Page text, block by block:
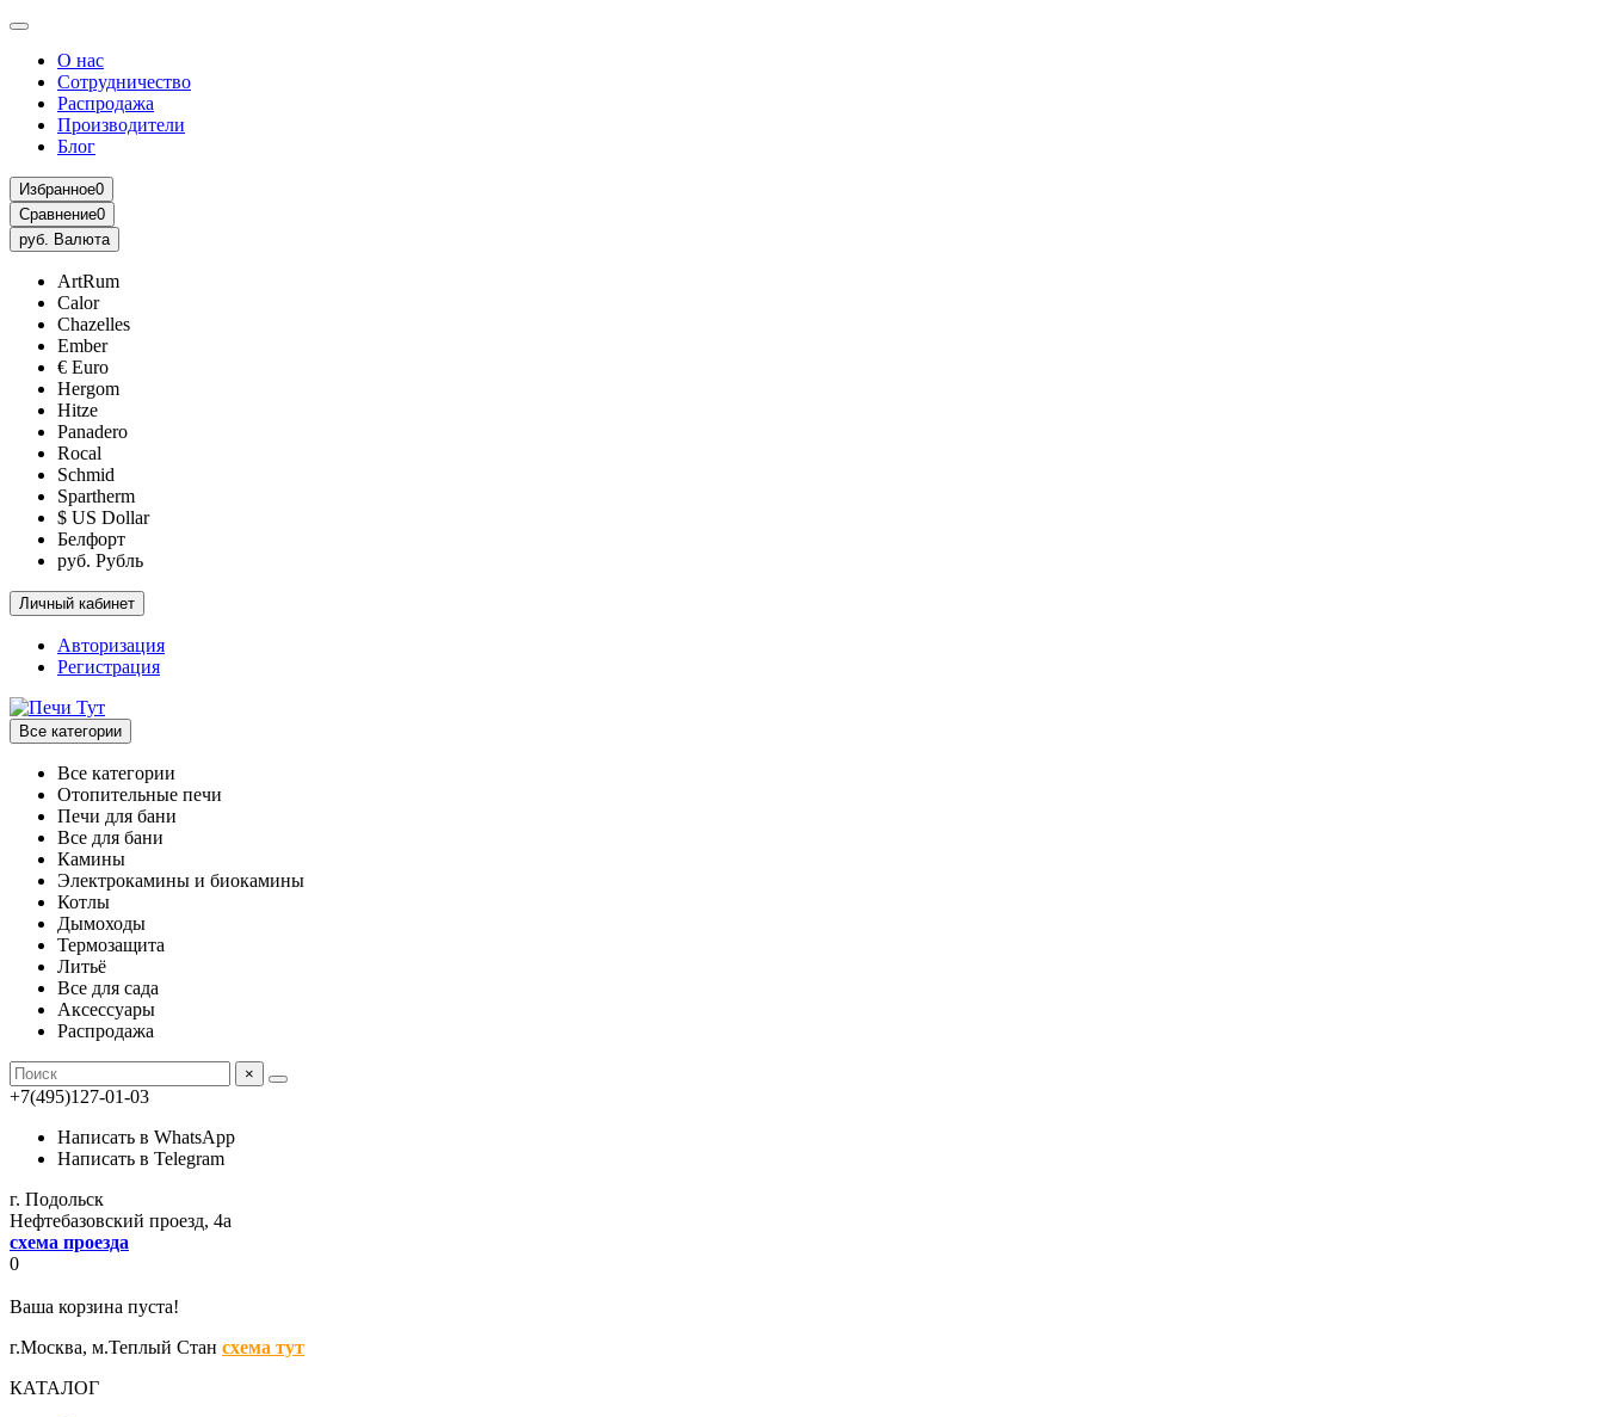
О нас
Сотрудничество
Распродажа
Производители
Блог
Избранное0
Сравнение0
руб. Валюта
ArtRum
Calor
Chazelles
Ember
€ Euro
Hergom
Hitze
Panadero
Rocal
Schmid
Spartherm
$ US Dollar
Белфорт
руб. Рубль
Личный кабинет
Авторизация
Регистрация
Все категории
Все категории
Отопительные печи
Печи для бани
Все для бани
Камины
Электрокамины и биокамины
Котлы
Дымоходы
Термозащита
Литьё
Все для сада
Аксессуары
Распродажа
×
+7(495)127-01-03
Написать в WhatsApp
Написать в Telegram
г. Подольск
Нефтебазовский проезд, 4а
схема проезда
0
Ваша корзина пуста!
г.Москва, м.Теплый Стан схема тут
КАТАЛОГ